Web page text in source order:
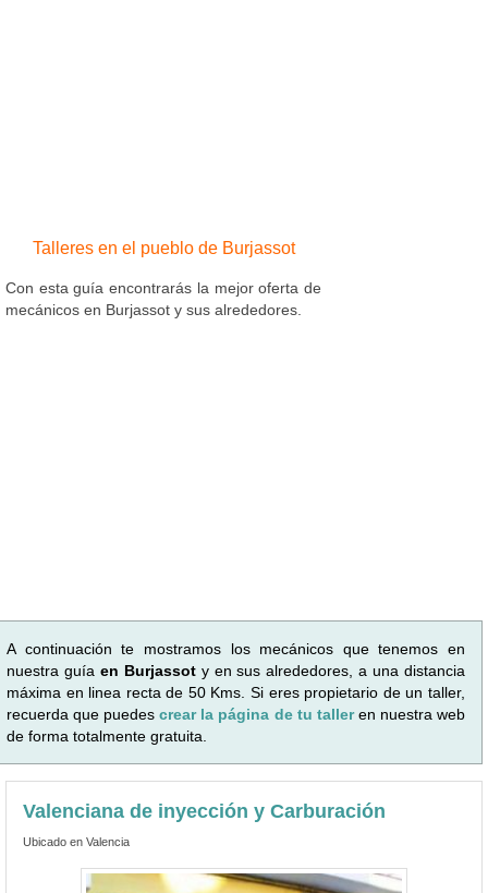
Talleres en el pueblo de Burjassot
Con esta guía encontrarás la mejor oferta de
mecánicos en Burjassot y sus alrededores.
A continuación te mostramos los mecánicos que tenemos en
nuestra guía en Burjassoty en sus alrededores, a una distancia
máxima en linea recta de 50 Kms. Si eres propietario de un taller,
recuerda que puedescrear la página de tu talleren nuestra web
de forma totalmente gratuita.
Valenciana de inyección y Carburación
Ubicado en Valencia